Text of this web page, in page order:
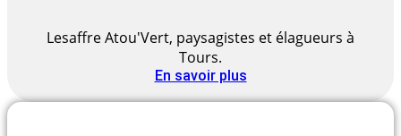
Lesaffre Atou'Vert, paysagistes et élagueurs à
Tours.
En savoir plus